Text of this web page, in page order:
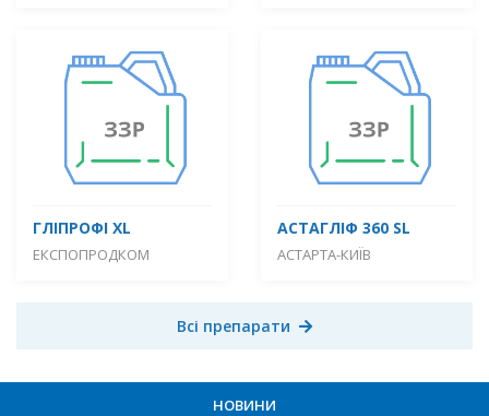
ГЛІПРОФІ XL
ЕКСПОПРОДКОМ
АСТАГЛІФ 360 SL
АСТАРТА-КИЇВ
Всі препарати
НОВИНИ